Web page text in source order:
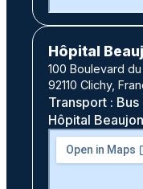
Hôpital
100 Boulevard
92110 Clichy,
Transport :
Hôpital